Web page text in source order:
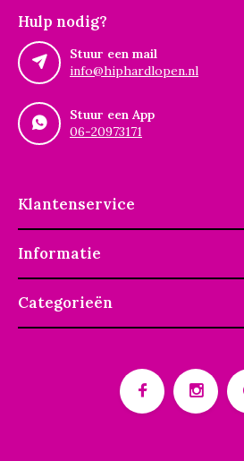
Hulp nodig?
Stuur een mail
info@hiphardlopen.nl
Stuur een App
06-20973171
Klantenservice
Informatie
Categorieën